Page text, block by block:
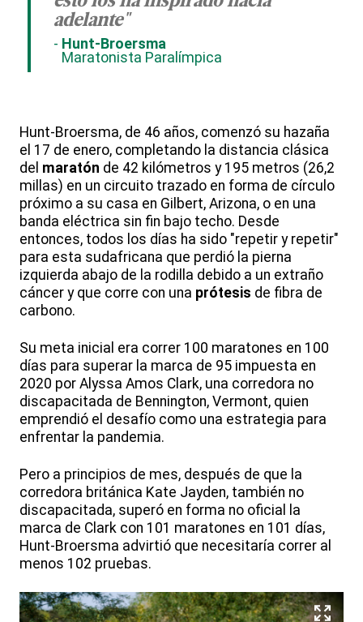
adelante"
Hunt-Broersma
Maratonista Paralímpica
Hunt-Broersma, de 46 años, comenzó su hazaña
el 17 de enero, completando la distancia clásica
del maratón de 42 kilómetros y 195 metros (26,2
millas) en un circuito trazado en forma de círculo
próximo a su casa en Gilbert, Arizona, o en una
banda eléctrica sin fin bajo techo. Desde
entonces, todos los días ha sido "repetir y repetir"
para esta sudafricana que perdió la pierna
izquierda abajo de la rodilla debido a un extraño
cáncer y que corre con una prótesis de fibra de
carbono.
Su meta inicial era correr 100 maratones en 100
días para superar la marca de 95 impuesta en
2020 por Alyssa Amos Clark, una corredora no
discapacitada de Bennington, Vermont, quien
emprendió el desafío como una estrategia para
enfrentar la pandemia.
Pero a principios de mes, después de que la
corredora británica Kate Jayden, también no
discapacitada, superó en forma no oficial la
marca de Clark con 101 maratones en 101 días,
Hunt-Broersma advirtió que necesitaría correr al
menos 102 pruebas.